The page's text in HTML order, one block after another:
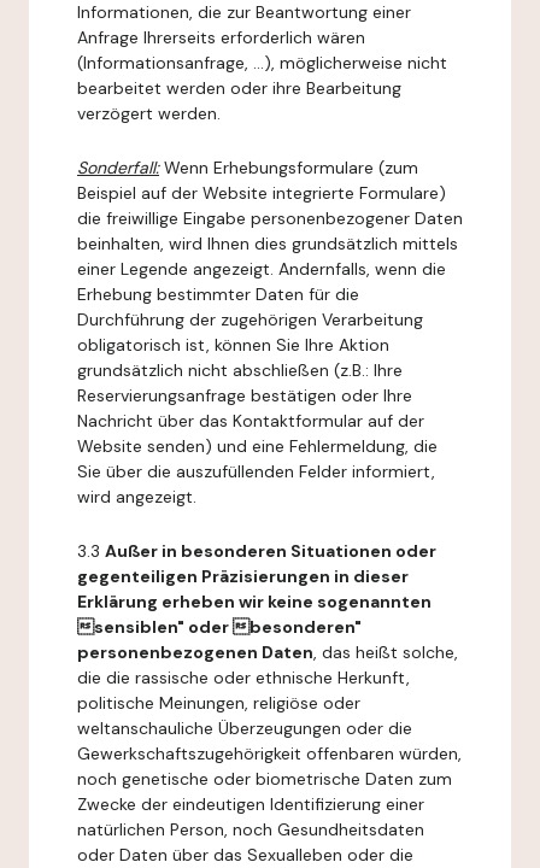
Informationen, die zur Beantwortung einer
Anfrage Ihrerseits erforderlich wären
(Informationsanfrage, ...), möglicherweise nicht
bearbeitet werden oder ihre Bearbeitung
verzögert werden.
Sonderfall:Wenn Erhebungsformulare (zum
Beispiel auf der Website integrierte Formulare)
die freiwillige Eingabe personenbezogener Daten
beinhalten, wird Ihnen dies grundsätzlich mittels
einer Legende angezeigt. Andernfalls, wenn die
Erhebung bestimmter Daten für die
Durchführung der zugehörigen Verarbeitung
obligatorisch ist, können Sie Ihre Aktion
grundsätzlich nicht abschließen (z.B.: Ihre
Reservierungsanfrage bestätigen oder Ihre
Nachricht über das Kontaktformular auf der
Website senden) und eine Fehlermeldung, die
Sie über die auszufüllenden Felder informiert,
wird angezeigt.
3.3 Außer in besonderen Situationen oder
gegenteiligen Präzisierungen in dieser
Erklärung erheben wir keine sogenannten
sensiblen" oder besonderen"
personenbezogenen Daten, das heißt solche,
die die rassische oder ethnische Herkunft,
politische Meinungen, religiöse oder
weltanschauliche Überzeugungen oder die
Gewerkschaftszugehörigkeit offenbaren würden,
noch genetische oder biometrische Daten zum
Zwecke der eindeutigen Identifizierung einer
natürlichen Person, noch Gesundheitsdaten
oder Daten über das Sexualleben oder die